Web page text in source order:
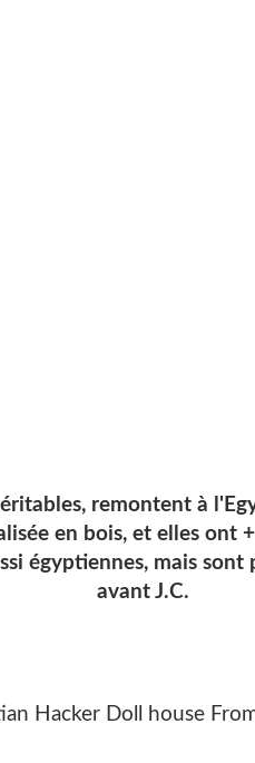
remontent à
en bois, et elles ont
égyptiennes, mais sont
avant J.C.